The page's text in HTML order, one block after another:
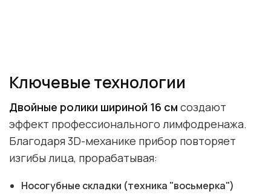
Ключевые технологии
Двойные ролики шириной 16 см создают
эффект профессионального лимфодренажа.
Благодаря 3D-механике прибор повторяет
изгибы лица, прорабатывая:
Носогубные складки (техника "восьмерка")